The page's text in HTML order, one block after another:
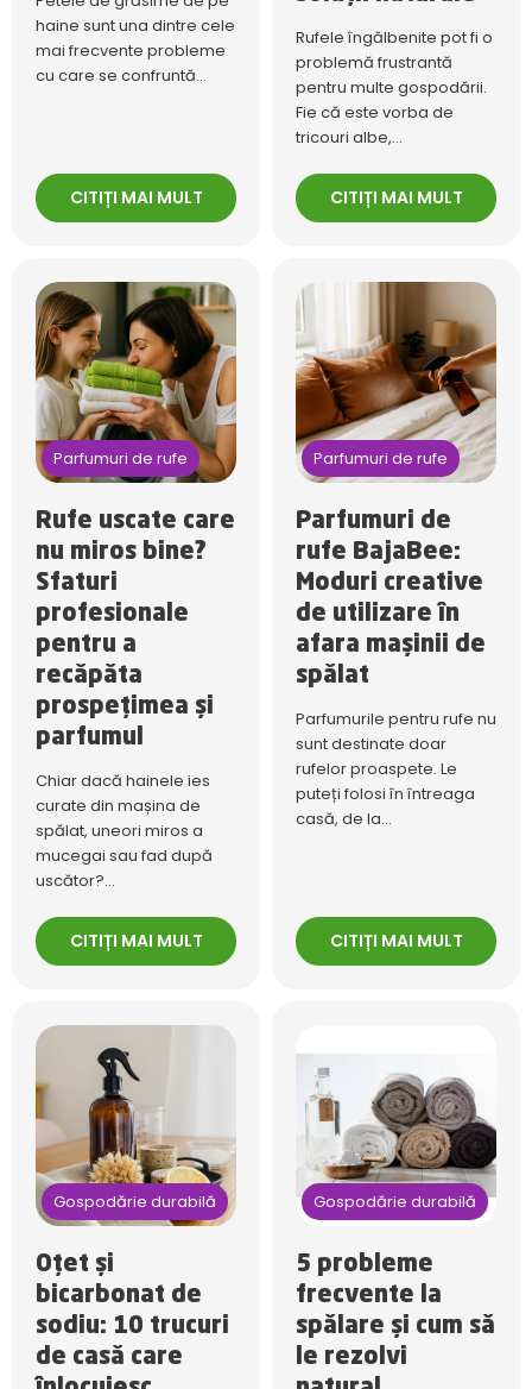
haine sunt una dintre cele
mai frecvente probleme
cu care se confruntă...
CITIȚI MAI MULT
Rufele îngălbenite pot fi o
problemă frustrantă
pentru multe gospodării.
Fie că este vorba de
tricouri albe,...
CITIȚI MAI MULT
Parfumuri de rufe
Rufe uscate care
nu miros bine?
Sfaturi
profesionale
pentru a
recăpăta
prospețimea și
parfumul
Chiar dacă hainele ies
curate din mașina de
spălat, uneori miros a
mucegai sau fad după
uscător?...
CITIȚI MAI MULT
Parfumuri de rufe
Parfumuri de
rufe BajaBee:
Moduri creative
de utilizare în
afara mașinii de
spălat
Parfumurile pentru rufe nu
sunt destinate doar
rufelor proaspete. Le
puteți folosi în întreaga
casă, de la...
CITIȚI MAI MULT
Gospodărie durabilă
Oțet și
bicarbonat de
sodiu: 10 trucuri
de casă care
Gospodărie durabilă
5 probleme
frecvente la
spălare și cum să
le rezolvi